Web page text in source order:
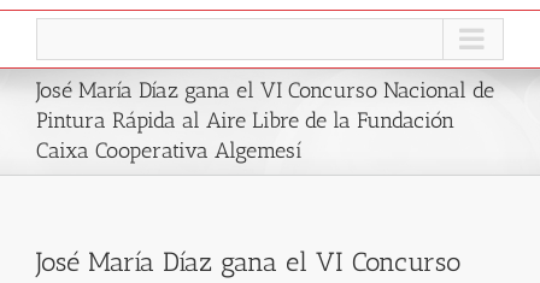
José María Díaz gana el VI Concurso Nacional de
Pintura Rápida al Aire Libre de la Fundación
Caixa Cooperativa Algemesí
José María Díaz gana el VI Concurso